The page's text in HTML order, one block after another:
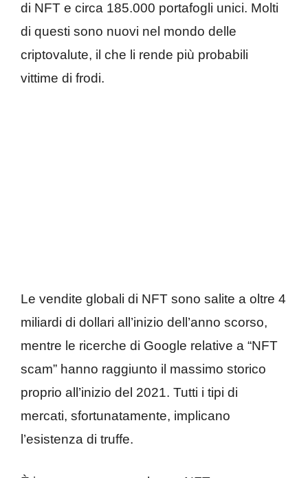
di NFT e circa 185.000 portafogli unici. Molti
di questi sono nuovi nel mondo delle
criptovalute, il che li rende più probabili
vittime di frodi.
Le vendite globali di NFT sono salite a oltre 4
miliardi di dollari all’inizio dell’anno scorso,
mentre le ricerche di Google relative a “NFT
scam” hanno raggiunto il massimo storico
proprio all’inizio del 2021. Tutti i tipi di
mercati, sfortunatamente, implicano
l’esistenza di truffe.